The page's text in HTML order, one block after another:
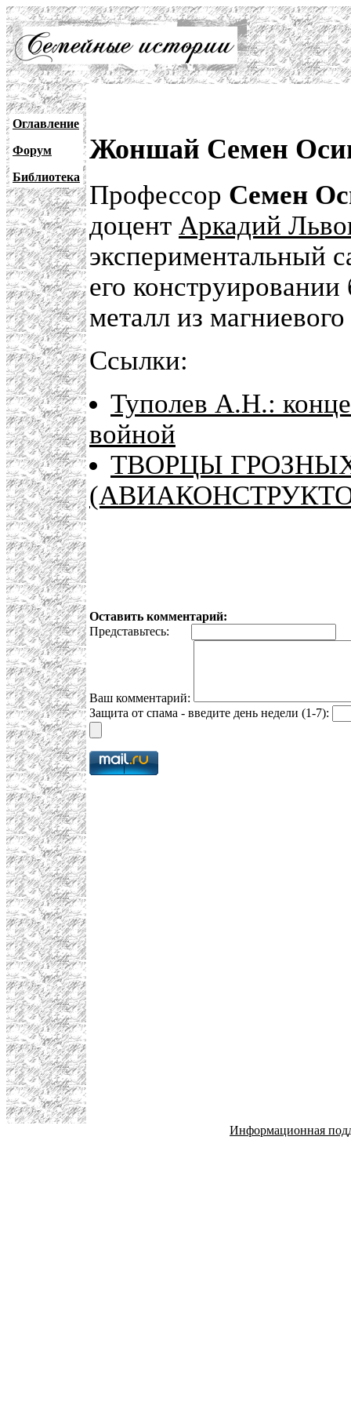
Оглавление
Форум
Библиотека
Жоншай Семен
Профессор Семен
доцент Аркадий
экспериментальный
его
металл из
Ссылки:
Туполев А.Н.:
войной
ТВОРЦЫ
Оставить комментарий:
Представьтесь:
Ваш комментарий:
Защита от спама - введите день недели (1-7):
Информационная